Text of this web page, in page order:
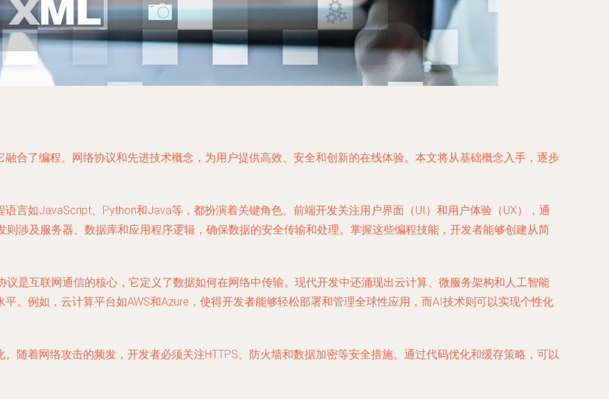
合了编程、网络协议和先进技术概念，为用户提供高效、安全和创新的在线体验。本文将从基础概念入手，逐步
言如JavaScript、Python和Java等，都扮演着关键角色。前端开发关注用户界面（UI）和用户体验（UX），通
则涉及服务器、数据库和应用程序逻辑，确保数据的安全传输和处理。掌握这些编程技能，开发者能够创建从简
是互联网通信的核心，它定义了数据如何在网络中传输。现代开发中还涌现出云计算、微服务架构和人工智能
。例如，云计算平台如AWS和Azure，使得开发者能够轻松部署和管理全球性应用，而AI技术则可以实现个性化
随着网络攻击的频发，开发者必须关注HTTPS、防火墙和数据加密等安全措施。通过代码优化和缓存策略，可以